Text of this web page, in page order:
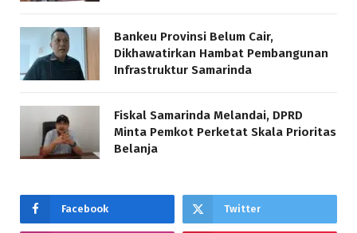
Bankeu Provinsi Belum Cair,
Dikhawatirkan Hambat Pembangunan
Infrastruktur Samarinda
Fiskal Samarinda Melandai, DPRD
Minta Pemkot Perketat Skala Prioritas
Belanja
Facebook Twitter